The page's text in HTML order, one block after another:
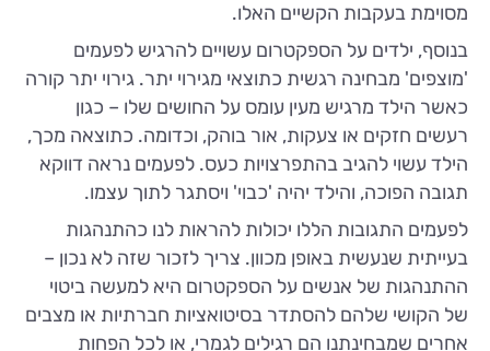
מסוימת בעקבות הקשיים האלו.
בנוסף, ילדים על הספקטרום עשויים להרגיש לפעמים
'מוצפים' מבחינה רגשית כתוצאי מגירוי יתר. גירוי יתר קורה
כאשר הילד מרגיש מעין עומס על החושים שלו – כגון
רעשים חזקים או צעקות, אור בוהק, וכדומה. כתוצאה מכך,
הילד עשוי להגיב בהתפרצויות כעס. לפעמים נראה דווקא
תגובה הפוכה, והילד יהיה 'כבוי' ויסתגר לתוך עצמו.
לפעמים התגובות הללו יכולות להראות לנו כהתנהגות
בעייתית שנעשית באופן מכוון. צריך לזכור שזה לא נכון –
ההתנהגות של אנשים על הספקטרום היא למעשה ביטוי
של הקושי שלהם להסתדר בסיטואציות חברתיות או מצבים
אחרים שמבחינתנו הם רגילים לגמרי, או לכל הפחות